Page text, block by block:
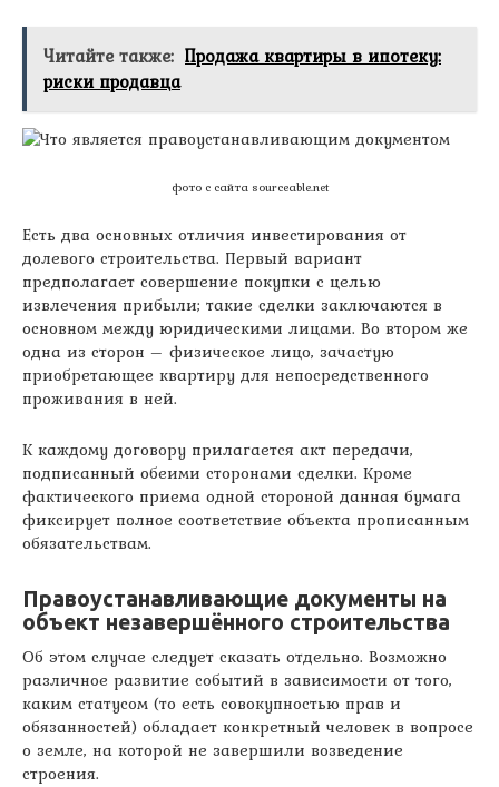
Читайте также: Продажа квартиры в ипотеку:
риски продавца
фото с сайта sourceable.net
Есть два основных отличия инвестирования от
долевого строительства. Первый вариант
предполагает совершение покупки с целью
извлечения прибыли; такие сделки заключаются в
основном между юридическими лицами. Во втором же
одна из сторон – физическое лицо, зачастую
приобретающее квартиру для непосредственного
проживания в ней.
К каждому договору прилагается акт передачи,
подписанный обеими сторонами сделки. Кроме
фактического приема одной стороной данная бумага
фиксирует полное соответствие объекта прописанным
обязательствам.
Правоустанавливающие документы на
объект незавершённого строительства
Об этом случае следует сказать отдельно. Возможно
различное развитие событий в зависимости от того,
каким статусом (то есть совокупностью прав и
обязанностей) обладает конкретный человек в вопросе
о земле, на которой не завершили возведение
строения.